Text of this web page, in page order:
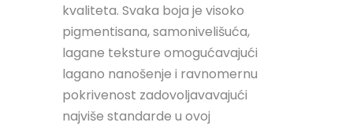
kvaliteta. Svaka boja je visoko
pigmentisana, samonivelišuća,
lagane teksture omogućavajući
lagano nanošenje i ravnomernu
pokrivenost zadovoljavavajući
najviše standarde u ovoj